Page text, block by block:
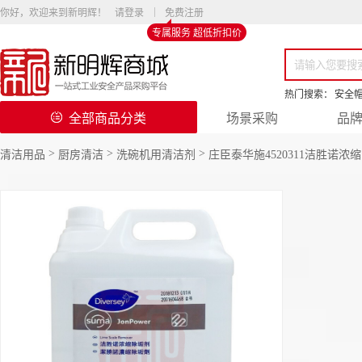
你好，欢迎来到新明辉！ 请登录
免费注册
专属服务 超低折扣价
热门搜索： 安全
全部商品分类 场景采购 品
清洁用品 > 厨房清洁 > 洗碗机用清洁剂 > 庄臣泰华施4520311洁胜诺浓